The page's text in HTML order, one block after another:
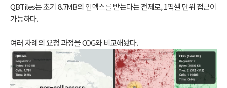
QBTiles는 초기 8.7MB의 인덱스를 받는다는 전제로, 1픽셀 단위 접근이
가능하다.
여러 차례의 요청 과정을 COG와 비교해봤다.